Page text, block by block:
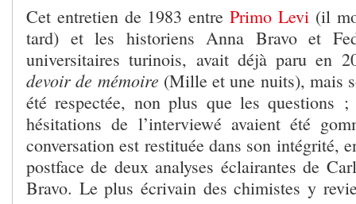
Cet entretien de 1983 entrePrimo Levi (il
tard) et les historiens Anna Bravo et
universitaires turinois, avait déjà paru en
devoir de mémoire (Mille et une nuits), mais
été respectée, non plus que les questions
hésitations de l’interviewé avaient été
conversation est restituée dans son intégrité,
postface de deux analyses éclairantes de
Bravo. Le plus écrivain des chimistes y